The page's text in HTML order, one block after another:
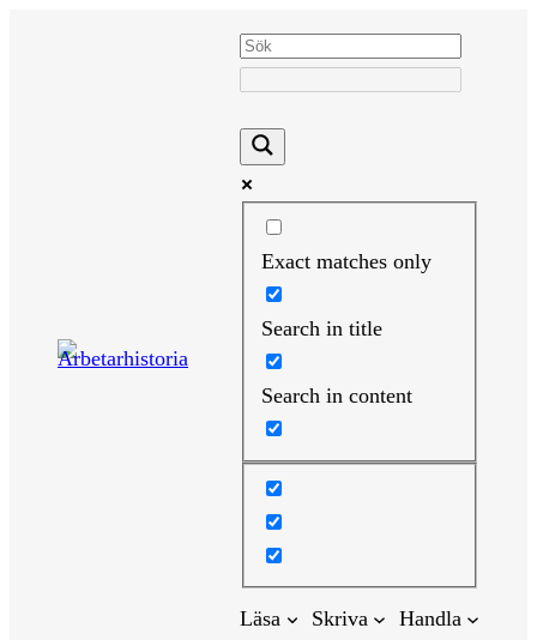
Exact matches only
Search in title
Search in content
Läsa Skriva
Handla